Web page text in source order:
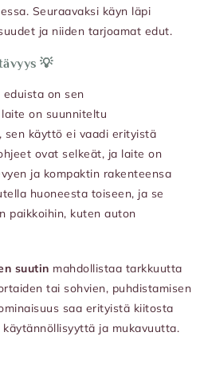
Seuraavaksi käyn läpi
ja niiden tarjoamat edut.
💡
on sen
laite on suunniteltu
käyttö ei vaadi erityistä
ovat selkeät, ja laite on
ja kompaktin rakenteensa
huoneesta toiseen, ja se
paikkoihin, kuten auton
suutin mahdollistaa tarkkuutta
tai sohvien, puhdistamisen
saa erityistä kiitosta
ja mukavuutta.